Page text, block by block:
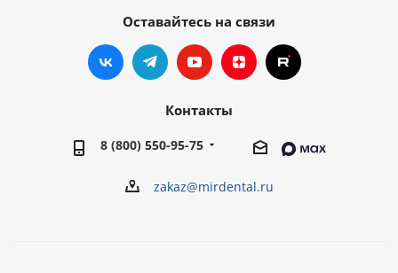
Оставайтесь на связи
Контакты
8 (800) 550-95-75
zakaz@mirdental.ru